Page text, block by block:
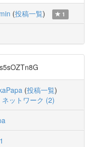
(投稿一覧) 1
(投稿一覧)
ネットワーク (2)